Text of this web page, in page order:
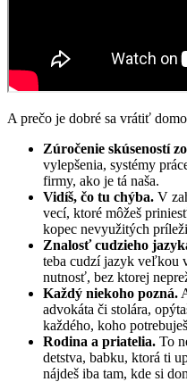
A prečo je dobré sa vrátiť
Zúročenie skúseností
vylepšenia, systémy
firmy, ako je tá naša.
Vidíš, čo tu chýba. V
vecí, ktoré môžeš
kopec nevyužitých
Znalosť cudzieho
teba cudzí jazyk veľkou
nutnosť, bez ktorej
Každý niekoho pozná.
advokáta či stolára,
každého, koho potrebuješ
Rodina a priatelia. To
detstva, babku, ktorá ti
nájdeš iba tam, kde si